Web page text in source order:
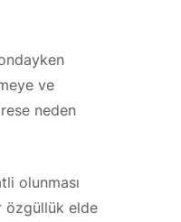
ve
neden
olunması
özgüllük elde